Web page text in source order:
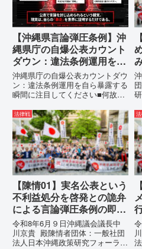
【沖縄県言論弾圧条例】沖
縄県庁の自爆公表カウント
ダウン：違法条例運用を自
ら暴露する瞬間に注目して
ください
沖縄県庁の自爆公表カウントダウ
ン：違法条例運用を自ら暴露する
瞬間に注目してください■何故、
テルを貼りたい本当の理由「なぜ
沖縄県庁は、法を無視してまで私
を封じ込めようとするのか。」そ
の理由は明確です。県政が統治
の...
法律戦
【陳情01】実名公表という
不利益処分を啓発との詭弁
による言論弾圧条例の即時
運用停止を求める陳情
令和8年6月９日沖縄議会議長中
川京貴 殿陳情者団体：一般社団
法人日本沖縄政策研究フォーラム